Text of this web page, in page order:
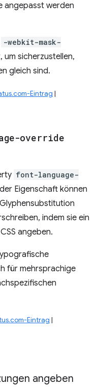
angepasst werden
-webkit-mask-
sicherzustellen,
gleich sind.
Eintrag |
override
font-language-
Eigenschaft können
indem sie ein
angeben.
für mehrsprachige
Eintrag |
angeben